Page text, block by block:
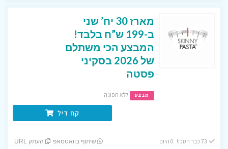
מארז 30 יח’ שני
ב-199 ש”ח בלבד!
המבצע הכי משתלם
של 2026 בסקיני
פסטה
מבצע ללא תפוגה
קח דיל
שיתוף בוואטסאפ העתק URL